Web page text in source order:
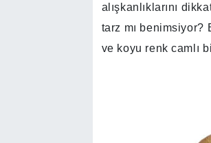
alışkanlıklarını
tarz mı benimsiyor?
ve koyu renk camlı